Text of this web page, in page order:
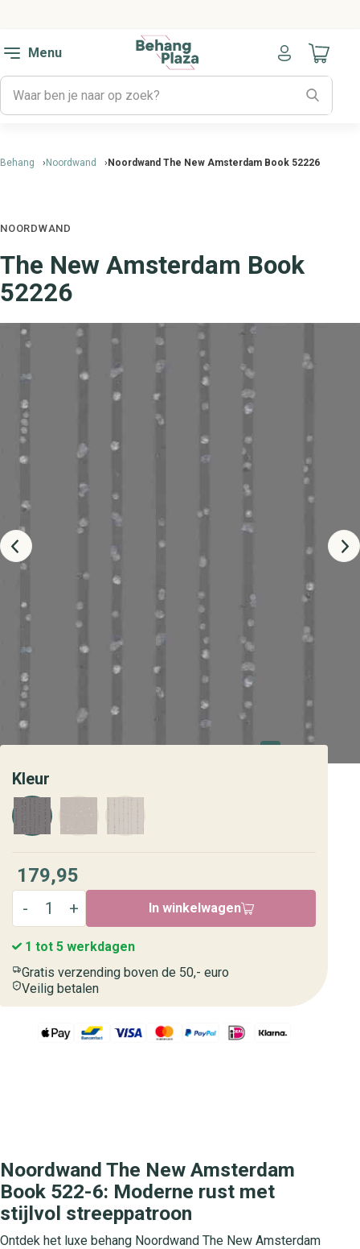
Menu
Naar
Behang Noordwand Noordwand The New Amsterdam Book 52226
NOORDWAND
The New Amsterdam Book
52226
Kleur
179,95
In winkelwagen
1 tot 5 werkdagen
Gratis verzending boven de 50,- euro
Veilig betalen
Noordwand The New Amsterdam
Book 522-6: Moderne rust met
stijlvol streeppatroon
Ontdek het luxe behang Noordwand The New Amsterdam